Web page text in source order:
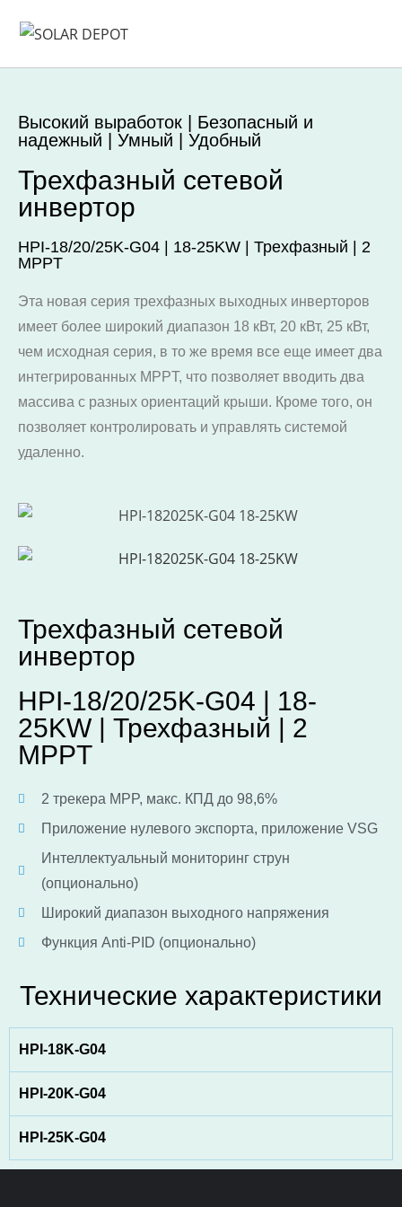
Высокий выработок | Безопасный и
надежный | Умный | Удобный
Трехфазный сетевой
инвертор
HPI-18/20/25K-G04 | 18-25KW | Трехфазный | 2
MPPT
Эта новая серия трехфазных выходных инверторов
имеет более широкий диапазон 18 кВт, 20 кВт, 25 кВт,
чем исходная серия, в то же время все еще имеет два
интегрированных MPPT, что позволяет вводить два
массива с разных ориентаций крыши. Кроме того, он
позволяет контролировать и управлять системой
удаленно.
Трехфазный сетевой
инвертор
HPI-18/20/25K-G04 | 18-
25KW | Трехфазный | 2
MPPT
2 трекера MPP, макс. КПД до 98,6%
Приложение нулевого экспорта, приложение VSG
Интеллектуальный мониторинг струн
(опционально)
Широкий диапазон выходного напряжения
Функция Anti-PID (опционально)
Технические характеристики
HPI-18K-G04
HPI-20K-G04
HPI-25K-G04